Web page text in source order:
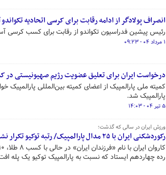
انصراف پولادگر از ادامه رقابت برای کرسی اتحادیه تکواندو
رئیس پیشین فدراسیون تکواندو از رقابت برای کسب کرسی
۱ مرداد ۰۴ - ۰۹:۲۳
درخواست ایران برای تعلیق عضویت رژیم صهیونیستی در
کمیته ملی پارالمپیک از اعضای کمیته بین‌المللی
پارالمپیک شد.
۵ تیر ۰۴ - ۱۴:۰۳
ورزش ایران در سالی که گذشت؛
رکوردشکنی ایران با ۲۵ مدال پارالمپیک/ رتبه توکیو تکرار نشد
رده چهاردهم ایستاد که نسبت به پارالمپیک توکیو یک پله